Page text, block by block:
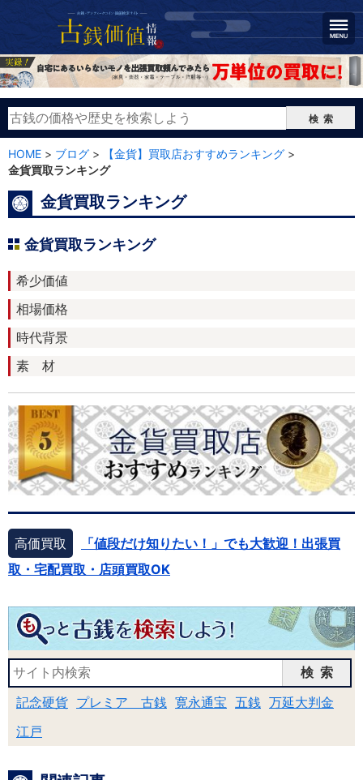
検索
HOME > ブログ > 【金貨】買取店おすすめランキング >
金貨買取ランキング
金貨買取ランキング
金貨買取ランキング
希少価値
相場価格
時代背景
素 材
高価買取
「値段だけ知りたい！」でも大歓迎！出張買
取・宅配買取・店頭買取OK
検索
記念硬貨 プレミア 古銭 寛永通宝 五銭 万延大判金
江戸